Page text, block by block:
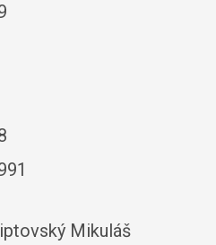
Mikuláš